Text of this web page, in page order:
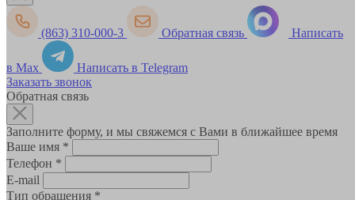
(863) 310-000-3 Обратная связь Написать
в Max
Написать в Telegram
Заказать звонок
Обратная связь
Заполните форму, и мы свяжемся с Вами в ближайшее время
Ваше имя *
Телефон *
E-mail
Тип обращения *